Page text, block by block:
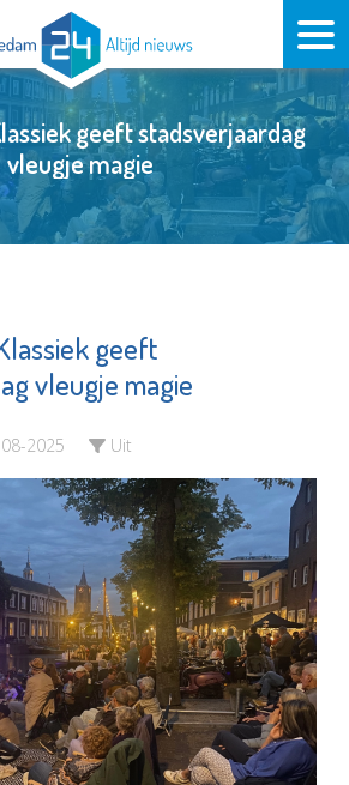
geeft stadsverjaardag
vleugje magie
geeft
vleugje magie
2025 Uit